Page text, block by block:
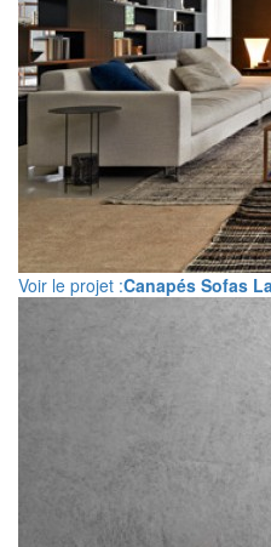
Voir le projet :Canapés Sofas